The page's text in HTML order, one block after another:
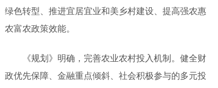
绿色转型、推进宜居宜业和美乡村建设、提高强农惠
农富农政策效能。
《规划》明确，完善农业农村投入机制。健全财
政优先保障、金融重点倾斜、社会积极参与的多元投